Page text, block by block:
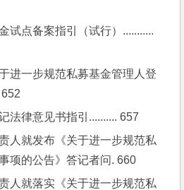
试点备案指引（试行）...........
进一步规范私募基金管理人登
法律意见书指引.......... 657
人就发布《关于进一步规范私
项的公告》答记者问. 660
人就落实《关于进一步规范私